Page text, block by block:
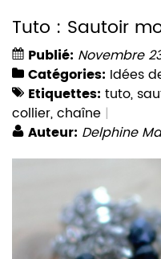
Tuto : Sautoir
Publié: Novembre
Catégories: Idées
Etiquettes: tuto,
collier,chaîne
Auteur: Delphine